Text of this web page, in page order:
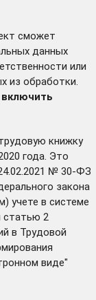
сможет
данных
или
из обработки.
книжку
года. Это
№ 30-ФЗ
закона
учете в системе
статью 2
в Трудовой
виде"